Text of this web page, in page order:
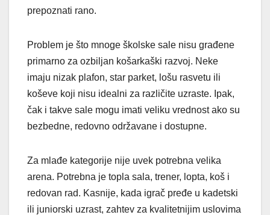
prepoznati rano.
Problem je što mnoge školske sale nisu građene
primarno za ozbiljan košarkaški razvoj. Neke
imaju nizak plafon, star parket, lošu rasvetu ili
koševe koji nisu idealni za različite uzraste. Ipak,
čak i takve sale mogu imati veliku vrednost ako su
bezbedne, redovno održavane i dostupne.
Za mlađe kategorije nije uvek potrebna velika
arena. Potrebna je topla sala, trener, lopta, koš i
redovan rad. Kasnije, kada igrač pređe u kadetski
ili juniorski uzrast, zahtev za kvalitetnijim uslovima